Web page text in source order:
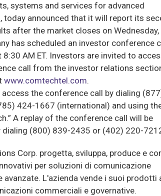
systems and services for advanced
announced that it will report its
after the market closes on Wednesday,
has scheduled an investor conference
AM ET. Investors are invited to
call from the investor relations
www.comtechtel.com.
the conference call by dialing
424-1667 (international) and using
A replay of the conference call will be
dialing (800) 839-2435 or (402) 220-
Corp. progetta, sviluppa, produce e
per soluzioni di comunicazione
L'azienda vende i suoi
commerciali e governative.